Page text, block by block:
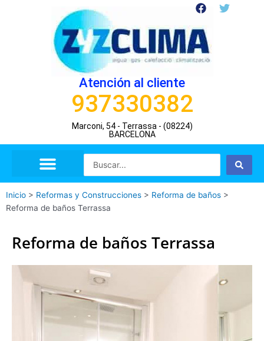
F
e
b
o
T
Atención al cliente
937330382
Marconi, 54 - Terrassa - (08224)
BARCELONA
Search
Inicio > Reformas y Construcciones > Reforma de baños >
Reforma de baños Terrassa
Reforma de baños Terrassa